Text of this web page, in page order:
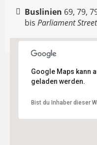
Buslinien 69, 79,
bis Parliament Street
Google Maps kann
geladen werden.
Bist du Inhaber dieser